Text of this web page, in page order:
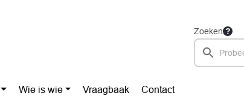
Zoeken
Wie is wie Vraagbaak Contact